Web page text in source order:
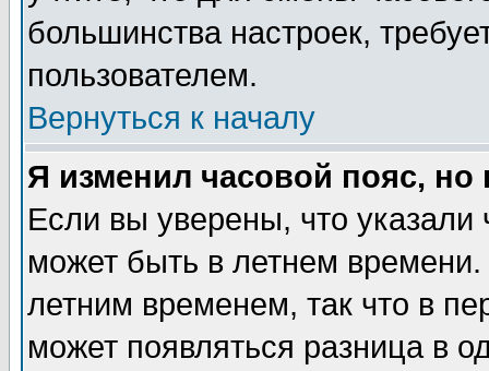
большинства настроек,
пользователем.
Вернуться к началу
Я изменил часовой пояс,
Если вы уверены, что указали
может быть в летнем
летним временем, так что в
может появляться разница в